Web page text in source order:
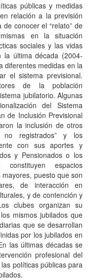
públicas y medidas
relación a la previsión
conocer el “relato” de
en la situación
sociales y las vidas
la última década (2004-
diferentes medidas en la
el sistema previsional.
de la población
jubilatorio. Algunas
del Sistema
de Inclusión Previsional
la inclusión de otros
no registrados” y los
con sus aportes y
y Pensionados o los
espacios
puesto que son
de interacción en
y de contención y
clubes organizan su
mismos jubilados que
que se desarrollan
por los jubilados en
las últimas décadas se
profesional del
políticas públicas para